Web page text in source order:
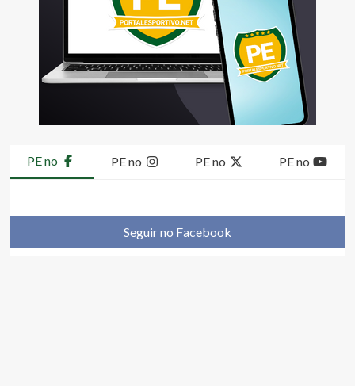
PE no PE no PE no PE no
Seguir no Facebook